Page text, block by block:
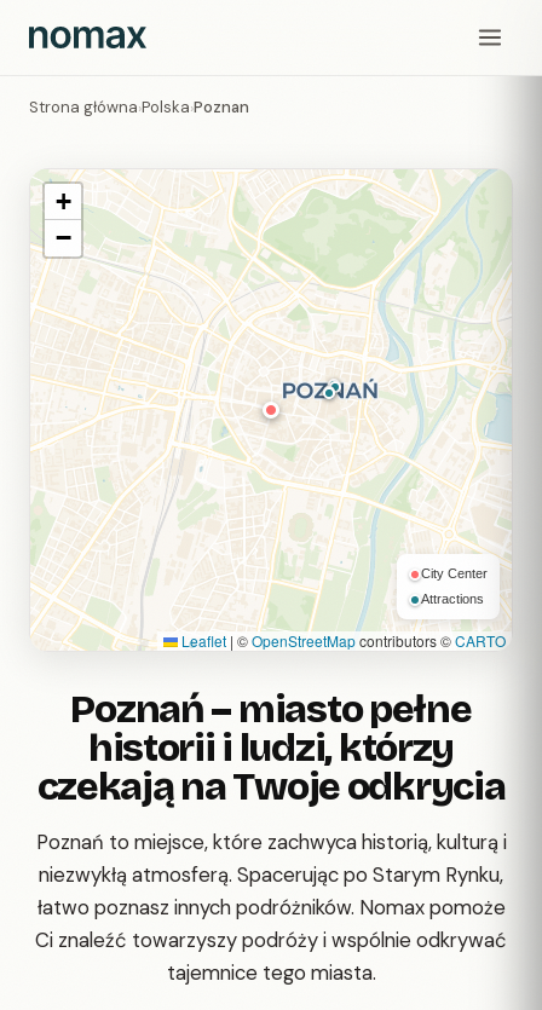
Strona główna›Polska›Poznan
Poznań – miasto pełne
historii i ludzi, którzy
czekają na Twoje odkrycia
Poznań to miejsce, które zachwyca historią, kulturą i
niezwykłą atmosferą. Spacerując po Starym Rynku,
łatwo poznasz innych podróżników. Nomax pomoże
Ci znaleźć towarzyszy podróży i wspólnie odkrywać
tajemnice tego miasta.
+
−
City Center
Attractions
Leaflet | ©OpenStreetMapcontributors ©CARTO